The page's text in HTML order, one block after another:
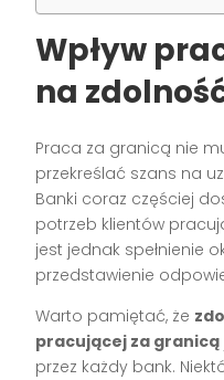
Wpływ
na
Praca za granicą nie
przekreślać szans na
Banki coraz częściej
potrzeb klientów
jest jednak spełnienie
przedstawienie
Warto pamiętać, że
pracującej za granicą
przez każdy bank.